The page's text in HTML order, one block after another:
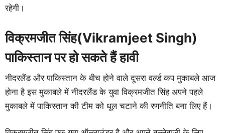
रहेगी।
विक्रमजीत सिंह(Vikramjeet Singh)
पाकिस्तान पर हो सकते हैं हावी
नीदरलैंड और पाकिस्तान के बीच होने वाले दूसरा वर्ल्ड कप मुकाबले आज
होना है इस मुकाबले में नीदरलैंड के युवा विक्रमजीत सिंह अपने पहले
मुकाबले में पाकिस्तान की टीम को धूल चटाने की रणनीति बना लिए हैं।